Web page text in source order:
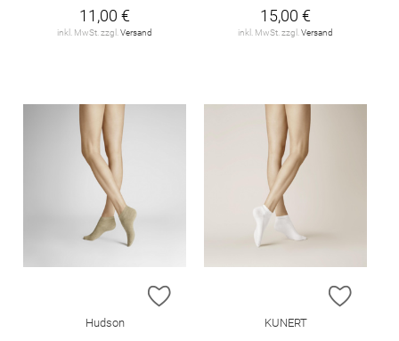
11,00 €
inkl. MwSt. zzgl. Versand
15,00 €
inkl. MwSt. zzgl. Versand
ZUR WUNSCHLISTE HINZUFÜGEN
Hudson
ZUR
KUNERT